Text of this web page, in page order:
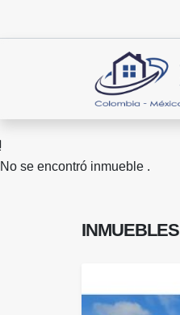
No se encontró inmueble .
INMUEBLES